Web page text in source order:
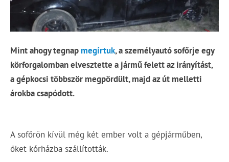
Mint ahogy tegnap megírtuk, a személyautó sofőrje egy
körforgalomban elvesztette a jármű felett az irányítást,
a gépkocsi többször megpördült, majd az út melletti
árokba csapódott.
A sofőrön kívül még két ember volt a gépjárműben,
őket kórházba szállították.